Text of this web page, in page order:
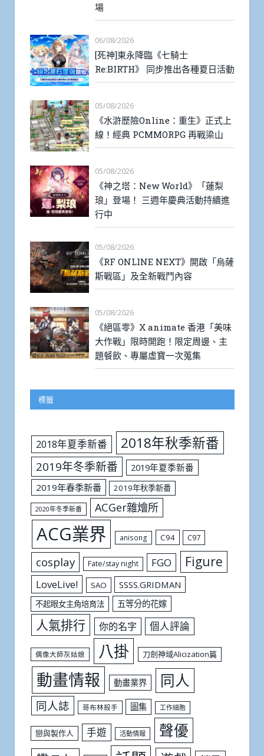
場
06/08/2026
[死神]東永降臨《七騎士
Re:BIRTH》 同步推出各種夏日活動
05/08/2026
《水滸歷險Online：重生》正式上
線！經典 PCMMORPG 再戰梁山
05/08/2026
《神之塔：New World》「蓮梨
琅」登場！ 三週年慶典活動持續進
行中
05/08/2026
《RF ONLINE NEXT》開啟「烏薩
斯戰區」及全新戰鬥內容
05/08/2026
《絕區零》X animate 香港「美味
大作戰」限時開跑！限定周邊、主
題餐飲、專屬虛寶一次蒐集
標籤
2018年夏季新番 2018年秋季新番
2019年冬季新番
2019年夏季新番
2019年春季新番
2019年秋季新番
2020年冬季新番 ACGer雜燴所
ACG業界 anisong C94 C97
cosplay Fate/stay night FGO Figure
LoveLive! SAO SSSS.GRIDMAN
不起眼女主角培育法 五等分的花嫁
人氣排行 你的名字 個人評論
偶像大師灰姑娘 八掛 刀劍神域Alicization篇
動畫情報 動畫業界 同人
同人誌 哥布林殺手 圖集 工作細胞
戀與製作人 手遊 活動情報 聲優